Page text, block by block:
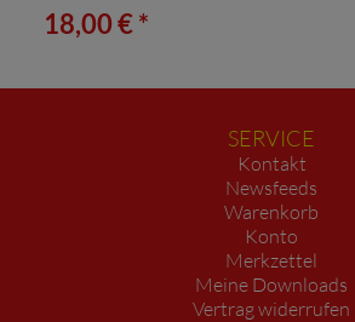
18,00 € *
SERVICE
Kontakt
Newsfeeds
Warenkorb
Konto
Merkzettel
Meine Downloads
Vertrag widerrufen